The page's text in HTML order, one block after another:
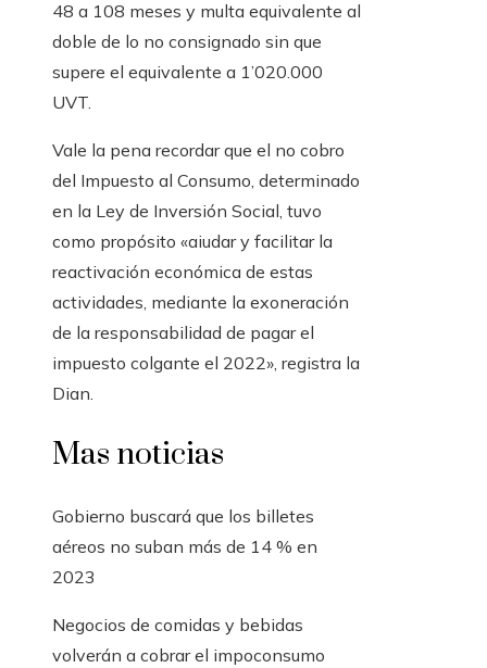
48 a 108 meses y multa equivalente al
doble de lo no consignado sin que
supere el equivalente a 1’020.000
UVT.
Vale la pena recordar que el no cobro
del Impuesto al Consumo, determinado
en la Ley de Inversión Social, tuvo
como propósito «aiudar y facilitar la
reactivación económica de estas
actividades, mediante la exoneración
de la responsabilidad de pagar el
impuesto colgante el 2022», registra la
Dian.
Mas noticias
Gobierno buscará que los billetes
aéreos no suban más de 14 % en
2023
Negocios de comidas y bebidas
volverán a cobrar el impoconsumo